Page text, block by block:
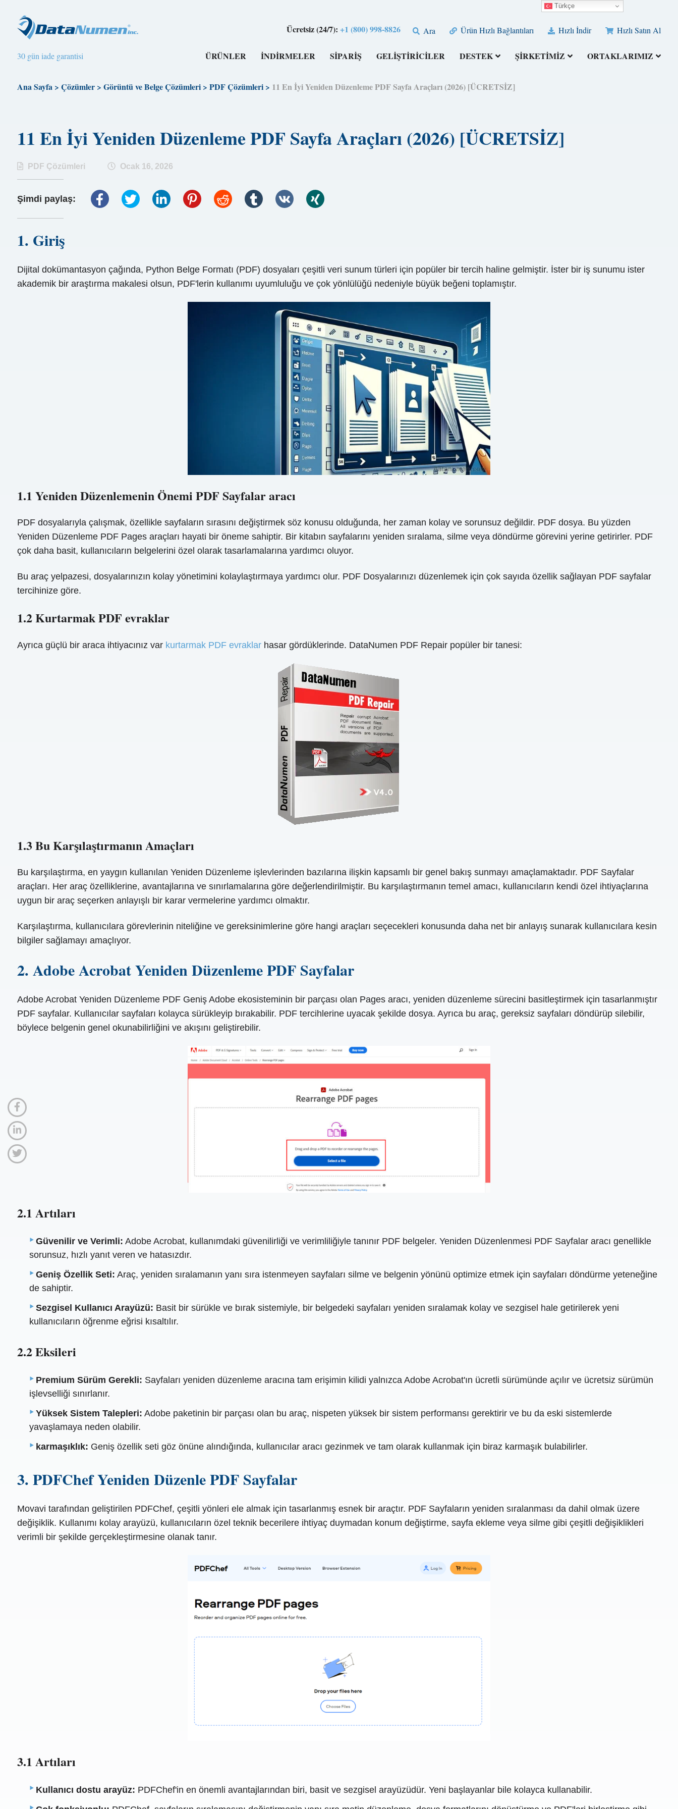
Ücretsiz (24/7):+1 (800) 998-8826 Ara Ürün Hızlı Bağlantıları Hızlı İndir Hızlı Satın Al
30 gün iade garantisi ÜRÜNLER İNDİRMELER SİPARİŞ GELİŞTİRİCİLER DESTEK ŞİRKETİMİZ ORTAKLARIMIZ
Ana Sayfa> Çözümler> Görüntü ve Belge Çözümleri> PDF Çözümleri> 11 En İyi Yeniden Düzenleme PDF Sayfa Araçları (2026) [ÜCRETSİZ]
11 En İyi Yeniden Düzenleme PDF Sayfa Araçları (2026) [ÜCRETSİZ]
PDF Çözümleri Ocak 16, 2026
Şimdi paylaş:
1. Giriş
Dijital dokümantasyon çağında, Python Belge Formatı (PDF) dosyaları çeşitli veri sunum türleri için popüler bir tercih haline gelmiştir. İster bir iş sunumu ister
akademik bir araştırma makalesi olsun, PDF'lerin kullanımı uyumluluğu ve çok yönlülüğü nedeniyle büyük beğeni toplamıştır.
1.1 Yeniden Düzenlemenin Önemi PDF Sayfalar aracı
PDF dosyalarıyla çalışmak, özellikle sayfaların sırasını değiştirmek söz konusu olduğunda, her zaman kolay ve sorunsuz değildir. PDF dosya. Bu yüzden
Yeniden Düzenleme PDF Pages araçları hayati bir öneme sahiptir. Bir kitabın sayfalarını yeniden sıralama, silme veya döndürme görevini yerine getirirler. PDF
çok daha basit, kullanıcıların belgelerini özel olarak tasarlamalarına yardımcı oluyor.
Bu araç yelpazesi, dosyalarınızın kolay yönetimini kolaylaştırmaya yardımcı olur. PDF Dosyalarınızı düzenlemek için çok sayıda özellik sağlayan PDF sayfalar
tercihinize göre.
1.2 Kurtarmak PDF evraklar
Ayrıca güçlü bir araca ihtiyacınız var kurtarmak PDF evraklarhasar gördüklerinde. DataNumen PDF Repair popüler bir tanesi:
1.3 Bu Karşılaştırmanın Amaçları
Bu karşılaştırma, en yaygın kullanılan Yeniden Düzenleme işlevlerinden bazılarına ilişkin kapsamlı bir genel bakış sunmayı amaçlamaktadır. PDF Sayfalar
araçları. Her araç özelliklerine, avantajlarına ve sınırlamalarına göre değerlendirilmiştir. Bu karşılaştırmanın temel amacı, kullanıcıların kendi özel ihtiyaçlarına
uygun bir araç seçerken anlayışlı bir karar vermelerine yardımcı olmaktır.
Karşılaştırma, kullanıcılara görevlerinin niteliğine ve gereksinimlerine göre hangi araçları seçecekleri konusunda daha net bir anlayış sunarak kullanıcılara kesin
bilgiler sağlamayı amaçlıyor.
2. Adobe Acrobat Yeniden Düzenleme PDF Sayfalar
Adobe Acrobat Yeniden Düzenleme PDF Geniş Adobe ekosisteminin bir parçası olan Pages aracı, yeniden düzenleme sürecini basitleştirmek için tasarlanmıştır
PDF sayfalar. Kullanıcılar sayfaları kolayca sürükleyip bırakabilir. PDF tercihlerine uyacak şekilde dosya. Ayrıca bu araç, gereksiz sayfaları döndürüp silebilir,
böylece belgenin genel okunabilirliğini ve akışını geliştirebilir.
2.1 Artıları
Güvenilir ve Verimli: Adobe Acrobat, kullanımdaki güvenilirliği ve verimliliğiyle tanınır PDF belgeler. Yeniden Düzenlenmesi PDF Sayfalar aracı genellikle
sorunsuz, hızlı yanıt veren ve hatasızdır.
Geniş Özellik Seti: Araç, yeniden sıralamanın yanı sıra istenmeyen sayfaları silme ve belgenin yönünü optimize etmek için sayfaları döndürme yeteneğine
de sahiptir.
Sezgisel Kullanıcı Arayüzü: Basit bir sürükle ve bırak sistemiyle, bir belgedeki sayfaları yeniden sıralamak kolay ve sezgisel hale getirilerek yeni
kullanıcıların öğrenme eğrisi kısaltılır.
2.2 Eksileri
Premium Sürüm Gerekli: Sayfaları yeniden düzenleme aracına tam erişimin kilidi yalnızca Adobe Acrobat'ın ücretli sürümünde açılır ve ücretsiz sürümün
işlevselliği sınırlanır.
Yüksek Sistem Talepleri: Adobe paketinin bir parçası olan bu araç, nispeten yüksek bir sistem performansı gerektirir ve bu da eski sistemlerde
yavaşlamaya neden olabilir.
karmaşıklık: Geniş özellik seti göz önüne alındığında, kullanıcılar aracı gezinmek ve tam olarak kullanmak için biraz karmaşık bulabilirler.
3. PDFChef Yeniden Düzenle PDF Sayfalar
Movavi tarafından geliştirilen PDFChef, çeşitli yönleri ele almak için tasarlanmış esnek bir araçtır. PDF Sayfaların yeniden sıralanması da dahil olmak üzere
değişiklik. Kullanımı kolay arayüzü, kullanıcıların özel teknik becerilere ihtiyaç duymadan konum değiştirme, sayfa ekleme veya silme gibi çeşitli değişiklikleri
verimli bir şekilde gerçekleştirmesine olanak tanır.
3.1 Artıları
Kullanıcı dostu arayüz: PDFChef'in en önemli avantajlarından biri, basit ve sezgisel arayüzüdür. Yeni başlayanlar bile kolayca kullanabilir.
Türkçe